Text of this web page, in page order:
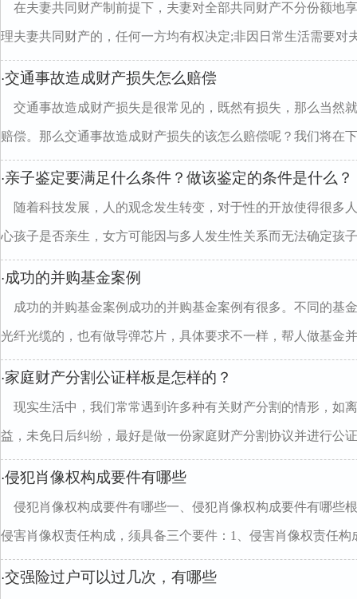
在夫妻共同财产制前提下，夫妻对全部共同财产不分份额地
理夫妻共同财产的，任何一方均有权决定;非因日常生活需要对
·交通事故造成财产损失怎么赔偿
交通事故造成财产损失是很常见的，既然有损失，那么当然
赔偿。那么交通事故造成财产损失的该怎么赔偿呢？我们将在
·亲子鉴定要满足什么条件？做该鉴定的条件是什么？
随着科技发展，人的观念发生转变，对于性的开放使得很多
心孩子是否亲生，女方可能因与多人发生性关系而无法确定孩
·成功的并购基金案例
成功的并购基金案例成功的并购基金案例有很多。不同的基
光纤光缆的，也有做导弹芯片，具体要求不一样，帮人做基金
·家庭财产分割公证样板是怎样的？
现实生活中，我们常常遇到许多种有关财产分割的情形，如
益，未免日后纠纷，最好是做一份家庭财产分割协议并进行公
·侵犯肖像权构成要件有哪些
侵犯肖像权构成要件有哪些一、侵犯肖像权构成要件有哪些
侵害肖像权责任构成，须具备三个要件：1、侵害肖像权责任构
·交强险过户可以过几次，有哪些